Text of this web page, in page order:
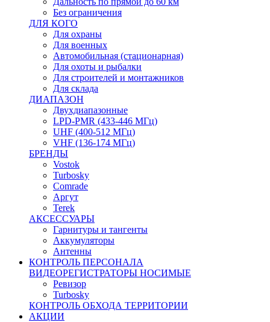
Без ограничения
ДЛЯ КОГО
Для охраны
Для военных
Автомобильная (стационарная)
Для охоты и рыбалки
Для строителей и монтажников
Для склада
ДИАПАЗОН
Двухдиапазонные
LPD-PMR (433-446 МГц)
UHF (400-512 МГц)
VHF (136-174 МГц)
БРЕНДЫ
Vostok
Turbosky
Comrade
Аргут
Terek
АКСЕССУАРЫ
Гарнитуры и тангенты
Аккумуляторы
Антенны
КОНТРОЛЬ ПЕРСОНАЛА
ВИДЕОРЕГИСТРАТОРЫ НОСИМЫЕ
Ревизор
Turbosky
КОНТРОЛЬ ОБХОДА ТЕРРИТОРИИ
АКЦИИ